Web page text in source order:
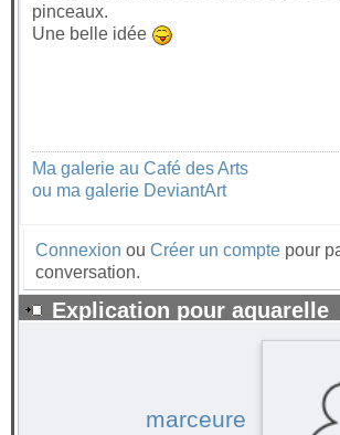
pinceaux.
Une belle idée
Ma galerie au Café des Arts
ou ma galerie DeviantArt
Connexion ou Créer un compte pour
conversation.
Explication pour aquarelle
marceure